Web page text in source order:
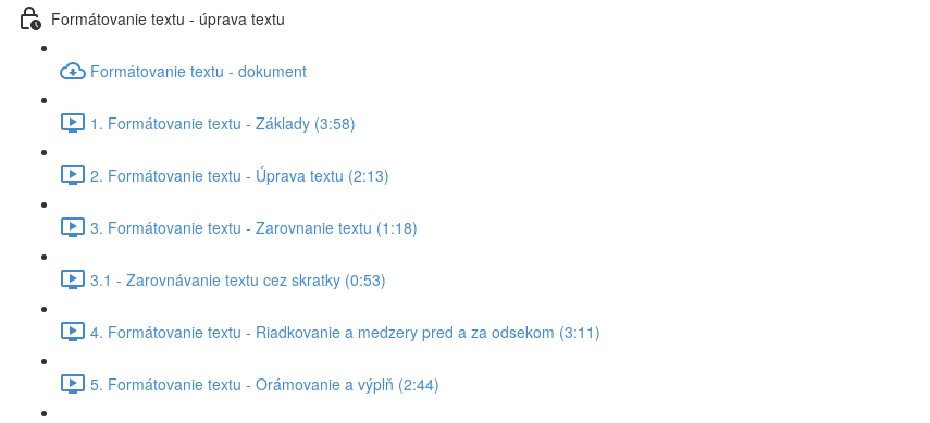
Formátovanie textu - úprava textu
Formátovanie textu - dokument
1. Formátovanie textu - Základy (3:58)
2. Formátovanie textu - Úprava textu (2:13)
3. Formátovanie textu - Zarovnanie textu (1:18)
3.1 - Zarovnávanie textu cez skratky (0:53)
4. Formátovanie textu - Riadkovanie a medzery pred a za odsekom (3:11)
5. Formátovanie textu - Orámovanie a výplň (2:44)